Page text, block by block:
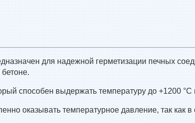
для надежной герметизации печных
способен выдержать температуру до +1200
оказывать температурное давление, так как